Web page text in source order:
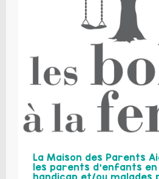
La Maison des Parents
les parents d’enfants
handicap et/ou malades